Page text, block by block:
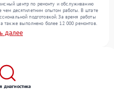
центр по ремонту и обслуживанию
десятилетним опытом работы. В штате
подготовкой. За время работы
также выполнено более 12 000 ремонтов.
свыше 300 единиц техники, включая , , . Мы
высокий стандарт качества
далее
диагностика